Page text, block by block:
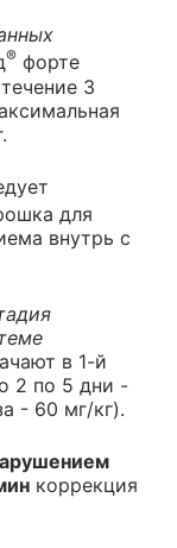
® форте
3
для
внутрь с
в 1-й
2 по 5 дни -
- 60 мг/кг).
коррекция